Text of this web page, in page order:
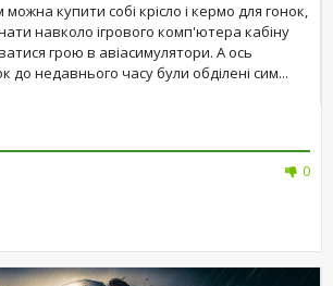
купити собі крісло і кермо для гонок,
навколо ігрового комп'ютера кабіну
грою в авіасимулятори. А ось
до недавнього часу були обділені сим...
0